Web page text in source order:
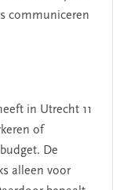
communiceren
in Utrecht 11
of
De
alleen voor